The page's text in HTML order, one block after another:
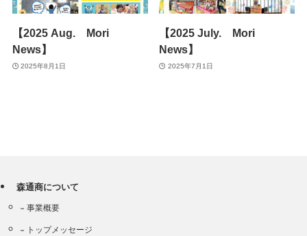
【2025 Aug. Mori
News】
2025年8月1日
【2025 July. Mori
News】
2025年7月1日
森通商について
事業概要
トップメッセージ